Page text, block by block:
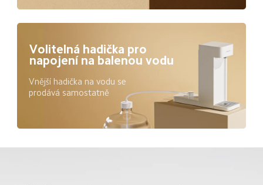
Volitelná hadička pro
napojení na balenou vodu
Vnější hadička na vodu se
prodává samostatně